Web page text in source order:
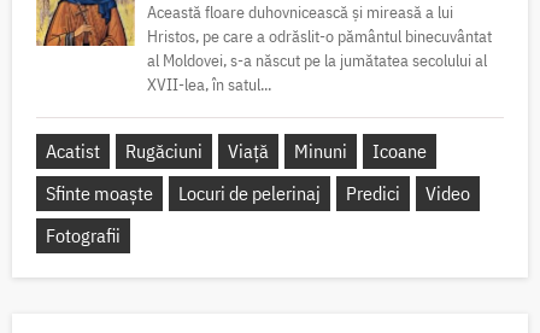
Această floare duhovnicească și mireasă a lui
Hristos, pe care a odrăslit-o pământul binecuvântat
al Moldovei, s-a născut pe la jumătatea secolului al
XVII-lea, în satul...
Acatist Rugăciuni Viață Minuni
Icoane
Sfinte moaște
Locuri de pelerinaj Predici
Video
Fotografii